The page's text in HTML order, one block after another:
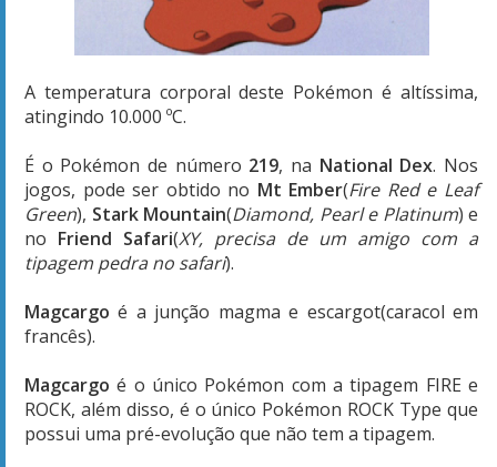
A temperatura corporal deste Pokémon é altíssima,
atingindo 10.000 ºC.
É o Pokémon de número 219, na National Dex. Nos
jogos, pode ser obtido no Mt Ember(Fire Red e Leaf
Green), Stark Mountain(Diamond, Pearl e Platinum) e
no Friend Safari(XY, precisa de um amigo com a
tipagem pedra no safari).
Magcargoé a junção magma e escargot(caracol em
francês).
Magcargo é o único Pokémon com a tipagem FIRE e
ROCK, além disso, é o único Pokémon ROCK Type que
possui uma pré-evolução que não tem a tipagem.